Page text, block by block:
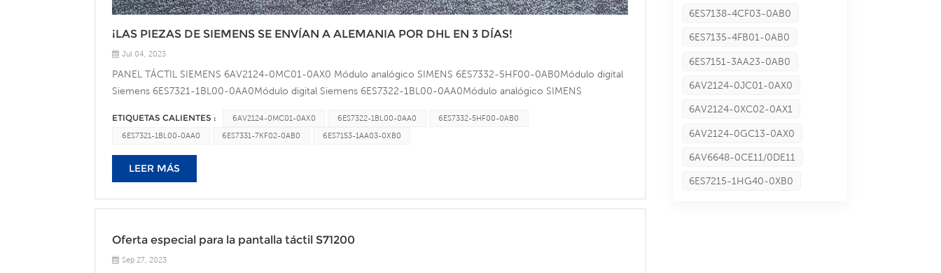
6ES7138-4CF03-0AB0
6ES7135-4FB01-0AB0
6ES7151-3AA23-0AB0
6AV2124-0JC01-0AX0
6AV2124-0XC02-0AX1
6AV2124-0GC13-0AX0
6AV6648-0CE11/0DE11
6ES7215-1HG40-0XB0
¡LAS PIEZAS DE SIEMENS SE ENVÍAN A ALEMANIA POR DHL EN 3 DÍAS!
Jul 04, 2023
PANEL TÁCTIL SIEMENS 6AV2124-0MC01-0AX0 Módulo analógico SIMENS 6ES7332-5HF00-0AB0Módulo digital
Siemens 6ES7321-1BL00-0AA0Módulo digital Siemens 6ES7322-1BL00-0AA0Módulo analógico SIMENS
1KF10-0AB0Módulo analógico SIMENS 6ES7331-7PE10-0AB0¡Envío a Alemania! Mis queridos clientes,Puedes
enviarme consultas sobre artículos de SIEMENS, repuestos para robots ABB, etc. Te ofreceré un precio muy
razonable y gestionaré las piezas que ya no se fabrican. Puedes contactarme a través de la información que
aparece a continuación. ¡Espero que podamos establecer una buena relación de cooperación!Atentamente, Mandy
ETIQUETAS CALIENTES : 6AV2124-0MC01-0AX0 6ES7322-1BL00-0AA0 6ES7332-5HF00-0AB0
6ES7321-1BL00-0AA0 6ES7331-7KF02-0AB0 6ES7153-1AA03-0XB0
LEER MÁS
Oferta especial para la pantalla táctil S71200
Sep 27, 2023